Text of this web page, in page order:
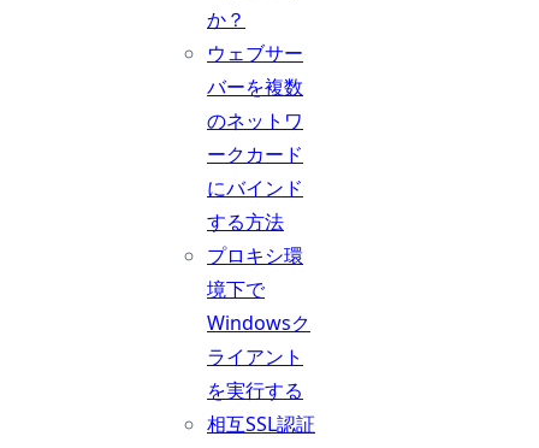
か？
ウェブサー
バーを複数
のネットワ
ークカード
にバインド
する方法
プロキシ環
境下で
Windowsク
ライアント
を実行する
相互SSL認証